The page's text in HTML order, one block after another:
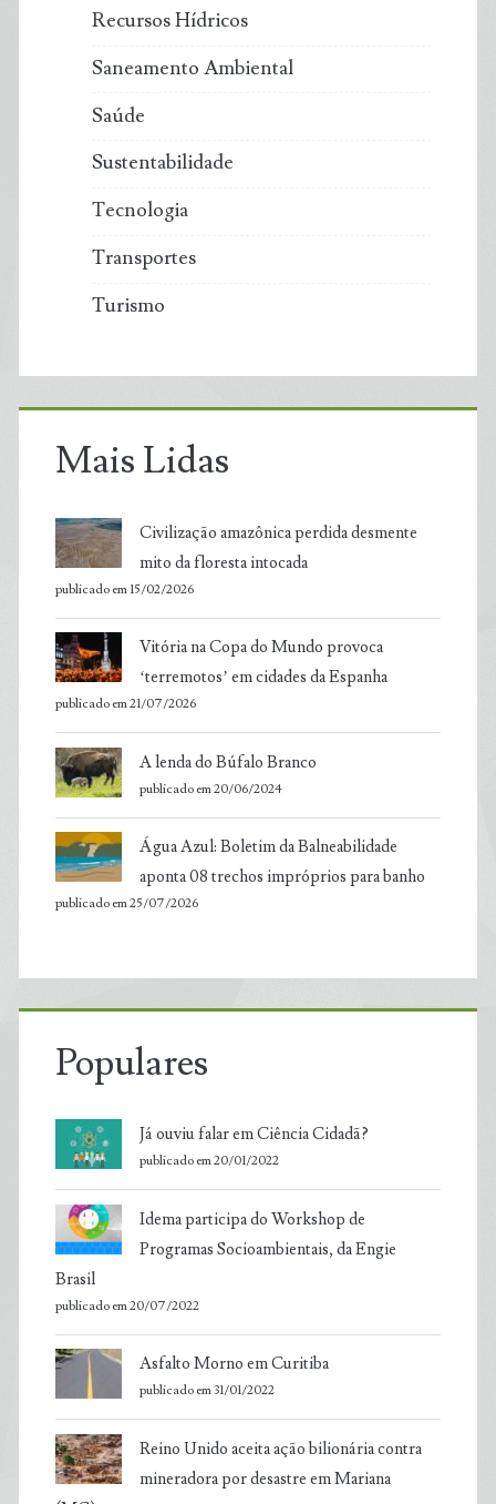
Recursos Hídricos
Saneamento Ambiental
Saúde
Sustentabilidade
Tecnologia
Transportes
Turismo
Mais Lidas
Civilização amazônica perdida desmente
mito da floresta intocada
publicado em 15/02/2026
Vitória na Copa do Mundo provoca
‘terremotos’ em cidades da Espanha
publicado em 21/07/2026
A lenda do Búfalo Branco
publicado em 20/06/2024
Água Azul: Boletim da Balneabilidade
aponta 08 trechos impróprios para banho
publicado em 25/07/2026
Populares
Já ouviu falar em Ciência Cidadã?
publicado em 20/01/2022
Idema participa do Workshop de
Programas Socioambientais, da Engie
Brasil
publicado em 20/07/2022
Asfalto Morno em Curitiba
publicado em 31/01/2022
Reino Unido aceita ação bilionária contra
mineradora por desastre em Mariana